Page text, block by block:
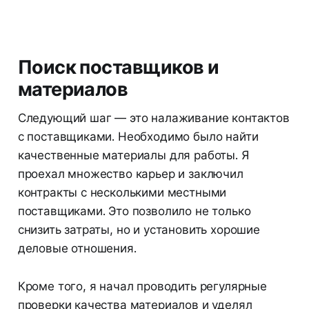
Поиск поставщиков и
материалов
Следующий шаг — это налаживание контактов
с поставщиками. Необходимо было найти
качественные материалы для работы. Я
проехал множество карьер и заключил
контракты с несколькими местными
поставщиками. Это позволило не только
снизить затраты, но и установить хорошие
деловые отношения.
Кроме того, я начал проводить регулярные
проверки качества материалов и уделял